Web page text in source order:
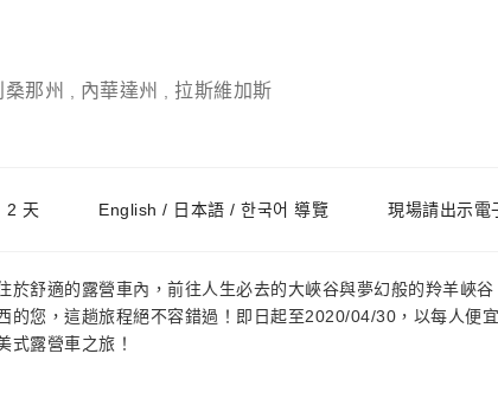
桑那州 內華達州 拉斯維加斯
2 天 English / 日本語 / 한국어 導覽 現場請出示電
於舒適的露營車內，前往人生必去的大峽谷與夢幻般的羚羊峽
的您，這趟旅程絕不容錯過！即日起至2020/04/30，以每人便
式露營車之旅！